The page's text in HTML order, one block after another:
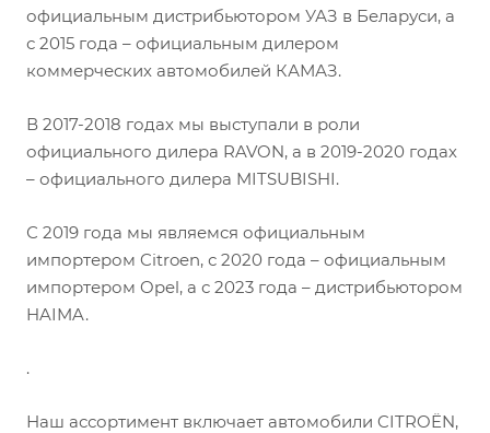
официальным дистрибьютором УАЗ в Беларуси, а
с 2015 года – официальным дилером
коммерческих автомобилей КАМАЗ.
В 2017-2018 годах мы выступали в роли
официального дилера RAVON, а в 2019-2020 годах
– официального дилера MITSUBISHI.
С 2019 года мы являемся официальным
импортером Citroen, с 2020 года – официальным
импортером Opel, а с 2023 года – дистрибьютором
HAIMA.
.
Наш ассортимент включает автомобили CITROËN,